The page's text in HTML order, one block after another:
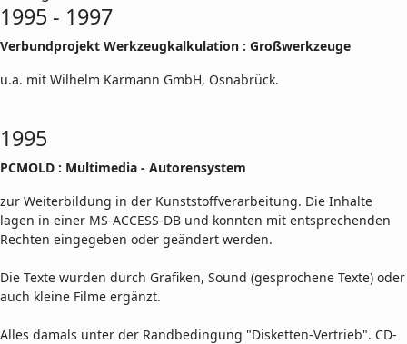
1995 - 1997
Verbundprojekt Werkzeugkalkulation : Großwerkzeuge
u.a. mit Wilhelm Karmann GmbH, Osnabrück.
1995
PCMOLD : Multimedia - Autorensystem
zur Weiterbildung in der Kunststoffverarbeitung. Die Inhalte
lagen in einer MS-ACCESS-DB und konnten mit entsprechenden
Rechten eingegeben oder geändert werden.
Die Texte wurden durch Grafiken, Sound (gesprochene Texte) oder
auch kleine Filme ergänzt.
Alles damals unter der Randbedingung "Disketten-Vertrieb". CD-